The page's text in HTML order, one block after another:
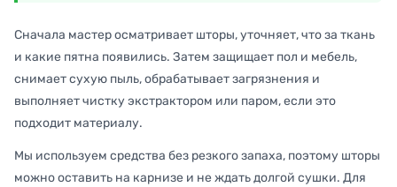
Сначала мастер осматривает шторы, уточняет, что за ткань
и какие пятна появились. Затем защищает пол и мебель,
снимает сухую пыль, обрабатывает загрязнения и
выполняет чистку экстрактором или паром, если это
подходит материалу.
Мы используем средства без резкого запаха, поэтому шторы
можно оставить на карнизе и не ждать долгой сушки. Для